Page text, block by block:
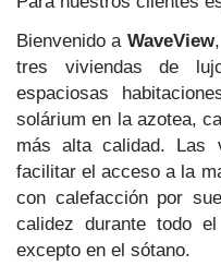
Bienvenido a WaveView
tres viviendas de
espaciosas
solárium en la azotea,
más alta calidad. Las
facilitar el acceso a la
con calefacción por
calidez durante todo
excepto en el sótano.